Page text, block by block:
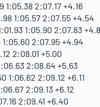
1:05.38 2:07.17 +4.16
1:05.57 2:07.55 +4.54
1:05.90 2:07.83
1:05.60 2:07.95 +4.94
2:08.01 +5.00
2:08.64 +5.63
1:06.62 2:09.12 +6.11
2:09.13 +6.12
2:09.41 +6.40